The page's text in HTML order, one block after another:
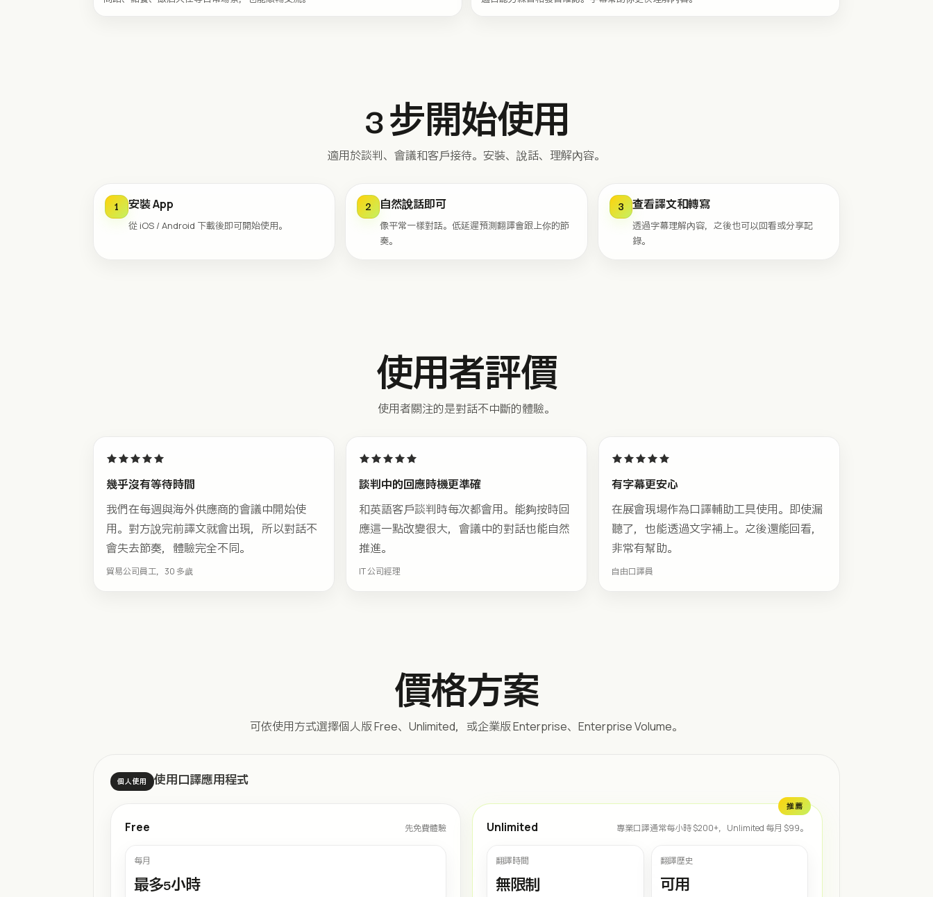
3 步開始使用
適用於談判、會議和客戶接待。安裝、說話、理解內容。
1 安裝 App
從 iOS / Android 下載後即可開始使用。
2 自然說話即可
像平常一樣對話。低延遲預測翻譯會跟上你的節
奏。
3 查看譯文和轉寫
透過字幕理解內容，之後也可以回看或分享記
錄。
使用者評價
使用者關注的是對話不中斷的體驗。
★★★★★
幾乎沒有等待時間
我們在每週與海外供應商的會議中開始使
用。對方說完前譯文就會出現，所以對話不
會失去節奏，體驗完全不同。
貿易公司員工，30 多歲
★★★★★
談判中的回應時機更準確
和英語客戶談判時每次都會用。能夠按時回
應這一點改變很大，會議中的對話也能自然
推進。
IT 公司經理
★★★★★
有字幕更安心
在展會現場作為口譯輔助工具使用。即使漏
聽了，也能透過文字補上。之後還能回看，
非常有幫助。
自由口譯員
價格方案
可依使用方式選擇個人版 Free、Unlimited，或企業版 Enterprise、Enterprise Volume。
個人使用 使用口譯應用程式
Free 先免費體驗
每月
最多5小時
推薦
Unlimited 專業口譯通常每小時 $200+，Unlimited 每月 $99。
翻譯時間
無限制
翻譯歷史
可用